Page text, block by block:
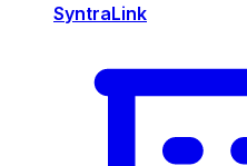
SyntraLink